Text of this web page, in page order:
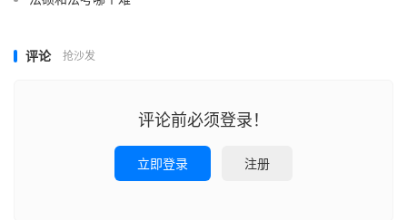
评论 抢沙发
评论前必须登录！
立即登录 注册